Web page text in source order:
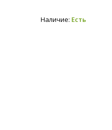
Наличие: Есть